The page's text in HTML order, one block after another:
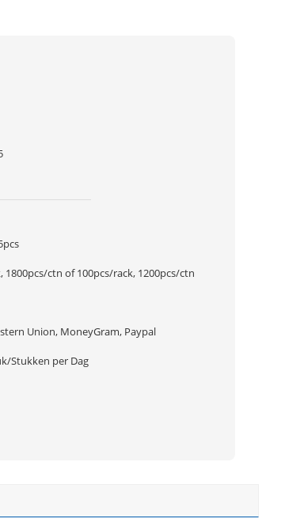
1800pcs/ctn of 100pcs/rack, 1200pcs/ctn
Union, MoneyGram, Paypal
Stukken per Dag